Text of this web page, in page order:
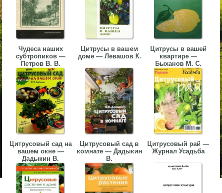
Чудеса наших
субтропиков —
Петров В. В.
Цитрусы в вашем
доме — Левашов К.
Цитрусы в вашей
квартире —
Быханов М. С.
Цитрусовый сад на
вашем окне —
Дадыкин В.
Цитрусовый сад в
комнате — Дадыкин
В.
Цитрусовый рай —
Журнал Усадьба
▼